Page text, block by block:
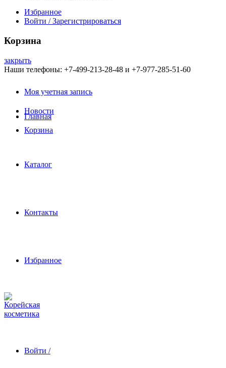
Избранное
Войти / Зарегистрироваться
Корзина
закрыть
Наши телефоны: +7-499-213-28-48 и +7-977-285-51-60
Моя учетная запись
Новости
Корзина
Главная
Каталог
Контакты
Избранное
Войти /